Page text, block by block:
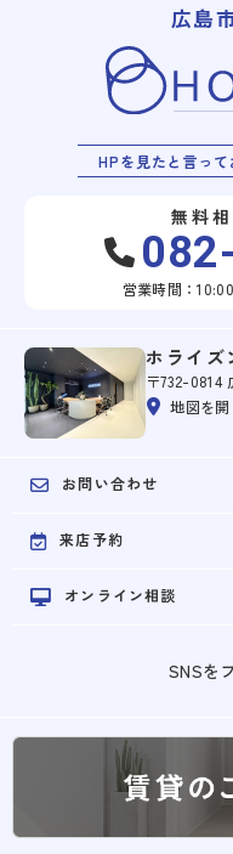
広島
HPを見たと言っ
無料
営業時間：
ホライズ
〒732-0814
地図を開
お問い合わせ
来店予約
オンライン相談
SNSを